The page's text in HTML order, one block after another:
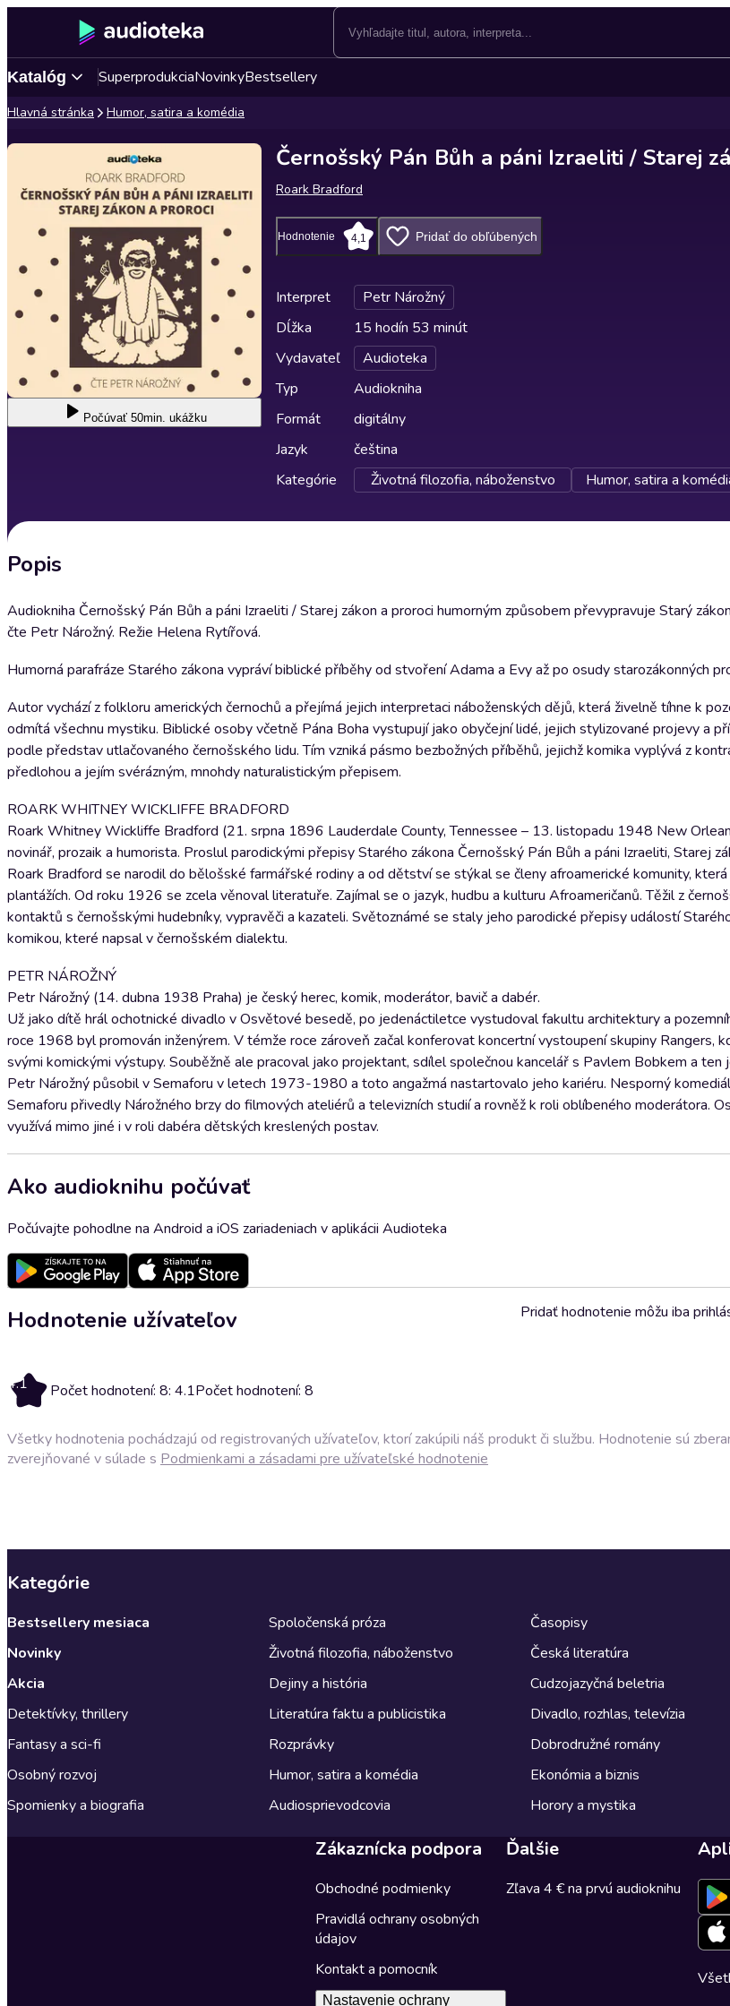
Katalóg SuperprodukciaNovinkyBestsellery
Hlavná stránka Humor, satira a komédia
Počúvať 50min. ukážku
Černošský Pán Bůh a páni Izraeliti / Starej
Roark Bradford
Hodnotenie 4,1 Pridať do obľúbených
Interpret
Petr Nárožný
Dĺžka
15 hodín 53 minút
Vydavateľ
Audioteka
Typ
Audiokniha
Formát
digitálny
Jazyk
čeština
Kategórie
Životná filozofia, náboženstvo Humor, satira a
Popis
Audiokniha Černošský Pán Bůh a páni Izraeliti / Starej zákon a proroci humorným způsobem převypravuje Starý
čte Petr Nárožný. Režie Helena Rytířová.
Humorná parafráze Starého zákona vypráví biblické příběhy od stvoření Adama a Evy až po osudy starozákonných
Autor vychází z folkloru amerických černochů a přejímá jejich interpretaci náboženských dějů, která živelně tíhne k
odmítá všechnu mystiku. Biblické osoby včetně Pána Boha vystupují jako obyčejní lidé, jejich stylizované projevy a
podle představ utlačovaného černošského lidu. Tím vzniká pásmo bezbožných příběhů, jejichž komika vyplývá z
předlohou a jejím svérázným, mnohdy naturalistickým přepisem.
ROARK WHITNEY WICKLIFFE BRADFORD
Roark Whitney Wickliffe Bradford (21. srpna 1896 Lauderdale County, Tennessee – 13. listopadu 1948 New
novinář, prozaik a humorista. Proslul parodickými přepisy Starého zákona Černošský Pán Bůh a páni Izraeliti, Starej
Roark Bradford se narodil do bělošské farmářské rodiny a od dětství se stýkal se členy afroamerické komunity, která
plantážích. Od roku 1926 se zcela věnoval literatuře. Zajímal se o jazyk, hudbu a kulturu Afroameričanů. Těžil z
kontaktů s černošskými hudebníky, vypravěči a kazateli. Světoznámé se staly jeho parodické přepisy událostí
komikou, které napsal v černošském dialektu.
PETR NÁROŽNÝ
Petr Nárožný (14. dubna 1938 Praha) je český herec, komik, moderátor, bavič a dabér.
Už jako dítě hrál ochotnické divadlo v Osvětové besedě, po jedenáctiletce vystudoval fakultu architektury a
roce 1968 byl promován inženýrem. V témže roce zároveň začal konferovat koncertní vystoupení skupiny Rangers,
svými komickými výstupy. Souběžně ale pracoval jako projektant, sdílel společnou kancelář s Pavlem Bobkem a ten
Petr Nárožný působil v Semaforu v letech 1973-1980 a toto angažmá nastartovalo jeho kariéru. Nesporný
Semaforu přivedly Nárožného brzy do filmových ateliérů a televizních studií a rovněž k roli oblíbeného moderátora.
využívá mimo jiné i v roli dabéra dětských kreslených postav.
Ako audioknihu počúvať
Počúvajte pohodlne na Android a iOS zariadeniach v aplikácii Audioteka
Hodnotenie užívateľov
4.1 Počet hodnotení: 8: 4.1Počet hodnotení: 8
Pridať hodnotenie môžu iba
Všetky hodnotenia pochádzajú od registrovaných užívateľov, ktorí zakúpili náš produkt či službu. Hodnotenie sú
zverejňované v súlade s Podmienkami a zásadami pre užívateľské hodnotenie
Kategórie
Bestsellery mesiaca
Novinky
Akcia
Detektívky, thrillery
Fantasy a sci-fi
Osobný rozvoj
Spomienky a biografia
Spoločenská próza
Životná filozofia, náboženstvo
Dejiny a história
Literatúra faktu a publicistika
Rozprávky
Humor, satira a komédia
Audiosprievodcovia
Časopisy
Česká literatúra
Cudzojazyčná beletria
Divadlo, rozhlas, televízia
Dobrodružné romány
Ekonómia a biznis
Horory a mystika
Zákaznícka podpora
Obchodné podmienky
Pravidlá ochrany osobných
údajov
Kontakt a pomocník
Nastavenie ochrany
Ďalšie
Zľava 4 € na prvú audioknihu